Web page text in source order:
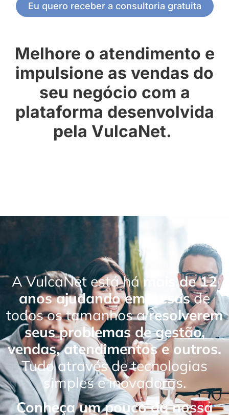
Eu quero receber a consultoria gratuita
Melhore o atendimento e
impulsione as vendas do
seu negócio com a
plataforma desenvolvida
pela VulcaNet.
A VulcaNet está hámais de 12
anos ajudando empresasde
todos os tamanhos aresolverem
seus problemas de gestão,
vendas, atendimentos e outros.
Tudo através de tecnologias
simples e inovadoras.
Conheça um pouco da nossa